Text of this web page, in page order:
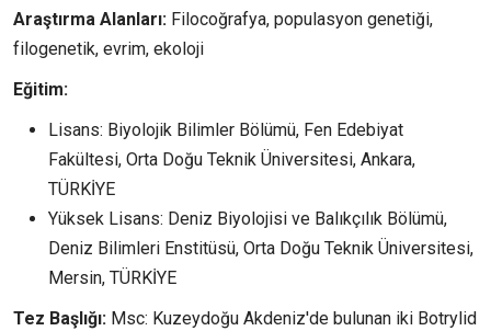
Araştırma Alanları: Filocoğrafya, populasyon genetiği,
filogenetik, evrim, ekoloji
Eğitim:
Lisans: Biyolojik Bilimler Bölümü, Fen Edebiyat
Fakültesi, Orta Doğu Teknik Üniversitesi, Ankara,
TÜRKİYE
Yüksek Lisans: Deniz Biyolojisi ve Balıkçılık Bölümü,
Deniz Bilimleri Enstitüsü, Orta Doğu Teknik Üniversitesi,
Mersin, TÜRKİYE
Tez Başlığı: Msc: Kuzeydoğu Akdeniz'de bulunan iki Botrylid